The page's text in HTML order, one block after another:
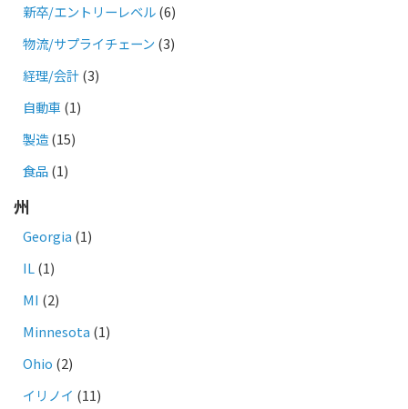
新卒/エントリーレベル(6)
物流/サプライチェーン (3)
経理/会計(3)
自動車 (1)
製造(15)
食品(1)
州
Georgia (1)
IL (1)
MI (2)
Minnesota (1)
Ohio (2)
イリノイ (11)